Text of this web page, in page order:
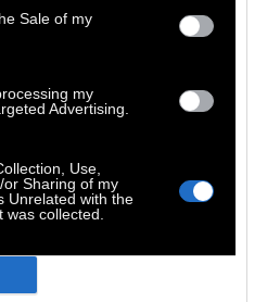
Sale of my
my
Advertising.
Use,
Sharing of my
Unrelated with the
collected.
Αν και η αίσθηση
ισχυρή, οι κάτοικοι
όπως η Πάτμος, καθώς
συχνά χωρίς ρεύμα,
πρόσβαση σε πλοίο.
ονομαζόταν
οικισμό τους Πόρτο-
απομεινάρια πύργου και